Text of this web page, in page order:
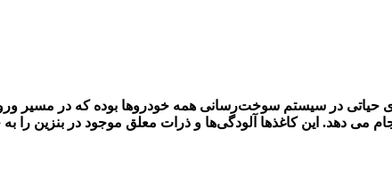
در سیستم سوخت‌رسانی همه خودروها بوده که در مسیر